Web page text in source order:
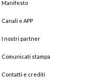
Manifesto
Canali e APP
I nostri partner
Comunicati stampa
Contatti e crediti